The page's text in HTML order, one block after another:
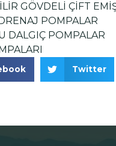
GÖVDELİ ÇİFT
POMPALAR
DALGIÇ POMPALAR
Twitter